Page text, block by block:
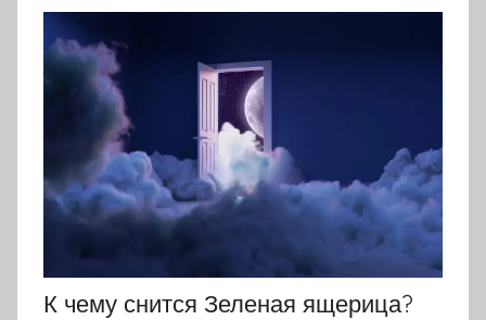
К чему снится Зеленая ящерица?